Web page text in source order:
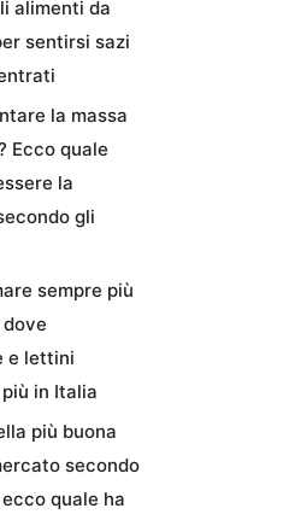
alimenti da
sentirsi sazi
la massa
Ecco quale
la
gli
sempre più
e lettini
in Italia
più buona
secondo
quale ha